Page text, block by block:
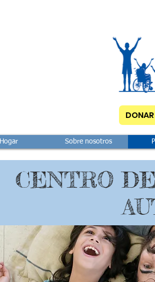
Hogar Sobre nosotros
CENTRO